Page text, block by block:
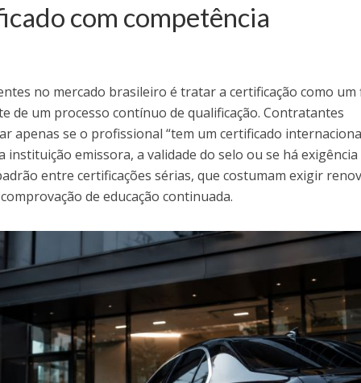
com competência
no mercado brasileiro é tratar a certificação como um
de um processo contínuo de qualificação. Contratantes
apenas se o profissional “tem um certificado
instituição emissora, a validade do selo ou se há exigência
entre certificações sérias, que costumam exigir
de educação continuada.